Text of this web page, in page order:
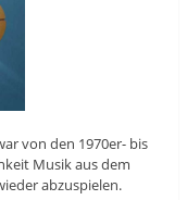
von den 1970er- bis
Musik aus dem
abzuspielen.